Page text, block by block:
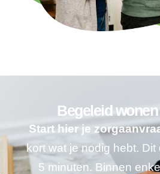
Begeleid
Start hier je
kort wat je nodig hebt. Dit
5 minuten. Binnen